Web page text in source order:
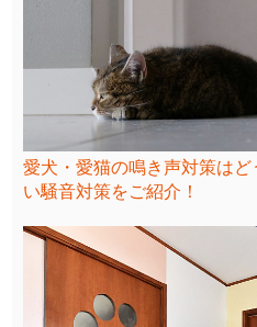
愛犬・愛猫の鳴き声対策は
い騒音対策をご紹介！